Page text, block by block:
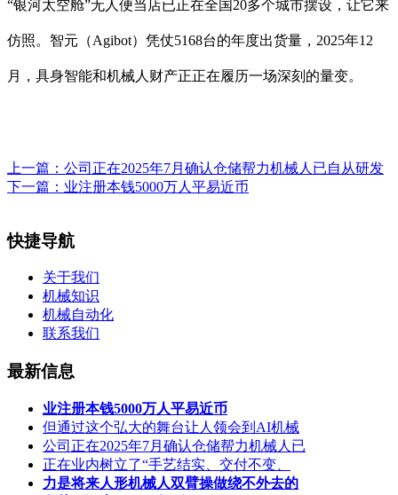
“银河太空舱”无人便当店已正在全国20多个城市摆设，让它来
仿照。智元（Agibot）凭仗5168台的年度出货量，2025年12
月，具身智能和机械人财产正正在履历一场深刻的量变。
上一篇： 公司正在2025年7月确认仓储帮力机械人已自从研发
下一篇： 业注册本钱5000万人平易近币
快捷导航
关于我们
机械知识
机械自动化
联系我们
最新信息
业注册本钱5000万人平易近币
但通过这个弘大的舞台让人领会到AI机械
公司正在2025年7月确认仓储帮力机械人已
正在业内树立了“手艺结实、交付不变、
力是将来人形机械人双臂操做绕不外去的